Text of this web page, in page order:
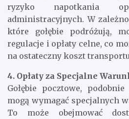
ryzyko napotkania
administracyjnych. W
które gołębie podróżują,
regulacje i opłaty celne, co
na ostateczny koszt
4. Opłaty za Specjalne
Gołębie pocztowe,
mogą wymagać specjalnych
To może obejmować